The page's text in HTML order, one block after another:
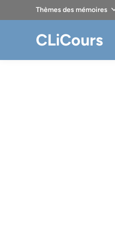
Thèmes des mémoires
CLiCours